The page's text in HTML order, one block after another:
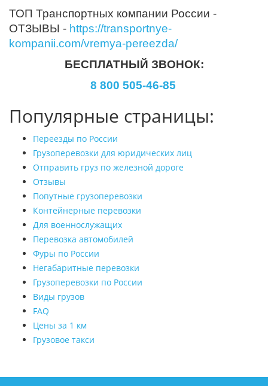
ТОП Транспортных компании России -
ОТЗЫВЫ - https://transportnye-
kompanii.com/vremya-pereezda/
БЕСПЛАТНЫЙ ЗВОНОК:
8 800 505-46-85
Популярные страницы:
Переезды по России
Грузоперевозки для юридических лиц
Отправить груз по железной дороге
Отзывы
Попутные грузоперевозки
Контейнерные перевозки
Для военнослужащих
Перевозка автомобилей
Фуры по России
Негабаритные перевозки
Грузоперевозки по России
Виды грузов
FAQ
Цены за 1 км
Грузовое такси